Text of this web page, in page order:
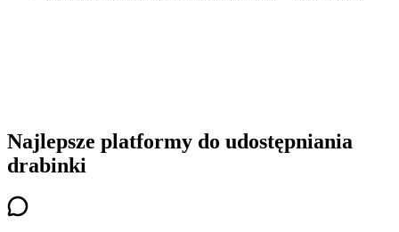
Najlepsze platformy do udostępniania
drabinki